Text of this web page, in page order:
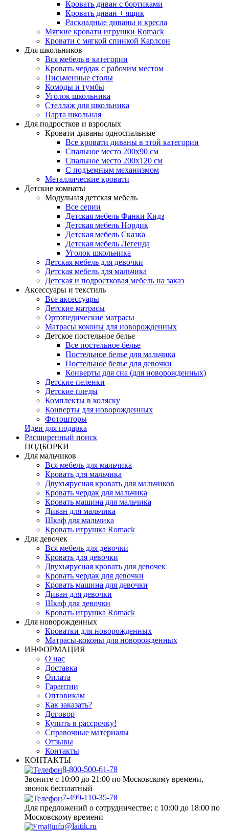
Кровать диван с бортиками
Кровать диван + ящик
Раскладные диваны и кресла
Мягкие кровати игрушки Romack
Кровати с мягкой спинкой Карлсон
Для школьников
Вся мебель в категории
Кровать чердак с рабочим местом
Письменные столы
Комоды и тумбы
Уголок школьника
Стеллаж для школьника
Парта школьная
Для подростков и взрослых
Кровати диваны односпальные
Все кровати диваны в этой категории
Спальное место 200х90 см
Спальное место 200х120 см
С подъемным механизмом
Металлические кровати
Детские комнаты
Модульная детская мебель
Все серии
Детская мебель Фанки Кидз
Детская мебель Нордик
Детская мебель Сказка
Детская мебель Легенда
Уголок школьника
Детская мебель для девочки
Детская мебель для мальчика
Детская и подростковая мебель на заказ
Аксессуары и текстиль
Все аксессуары
Детские матрасы
Ортопедические матрасы
Матрасы коконы для новорожденных
Детское постельное белье
Все постельное белье
Постельное белье для мальчика
Постельное белье для девочки
Конверты для сна (для новорожденных)
Детские пеленки
Детские пледы
Комплекты в коляску
Конверты для новорожденных
Фотошторы
Идеи для подарка
Расширенный поиск
ПОДБОРКИ
Для мальчиков
Вся мебель для мальчика
Кровать для мальчика
Двухъярусная кровать для мальчиков
Кровать чердак для мальчика
Кровать машина для мальчика
Диван для мальчика
Шкаф для мальчика
Кровать игрушка Romack
Для девочек
Вся мебель для девочки
Кровать для девочки
Двухъярусная кровать для девочек
Кровать чердак для девочки
Кровать машина для девочки
Диван для девочки
Шкаф для девочки
Кровать игрушка Romack
Для новорожденных
Кроватки для новорожденных
Матрасы-коконы для новорожденных
ИНФОРМАЦИЯ
О нас
Доставка
Оплата
Гарантии
Оптовикам
Как заказать?
Договор
Купить в рассрочку!
Справочные материалы
Отзывы
Контакты
КОНТАКТЫ
8-800-500-61-78
Звоните с 10:00 до 21:00 по Московскому времени,
звонок бесплатный
7-499-110-35-78
Для предложений о сотрудничестве; с 10:00 до 18:00 по
Московскому времени
info@laitik.ru